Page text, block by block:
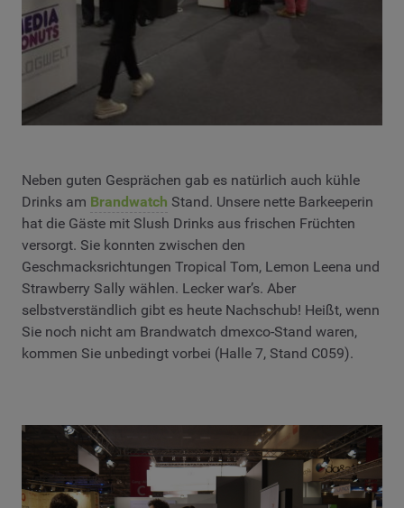
Neben guten Gesprächen gab es natürlich auch kühle
Drinks am Brandwatch Stand. Unsere nette Barkeeperin
hat die Gäste mit Slush Drinks aus frischen Früchten
versorgt. Sie konnten zwischen den
Geschmacksrichtungen Tropical Tom, Lemon Leena und
Strawberry Sally wählen. Lecker war’s. Aber
selbstverständlich gibt es heute Nachschub! Heißt, wenn
Sie noch nicht am Brandwatch dmexco-Stand waren,
kommen Sie unbedingt vorbei (Halle 7, Stand C059).